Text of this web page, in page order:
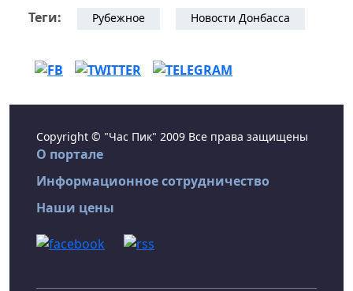
Теги: Рубежное Новости Донбасса
Copyright © "Час Пик" 2009 Все права защищены
О портале
Информационное сотрудничество
Наши цены